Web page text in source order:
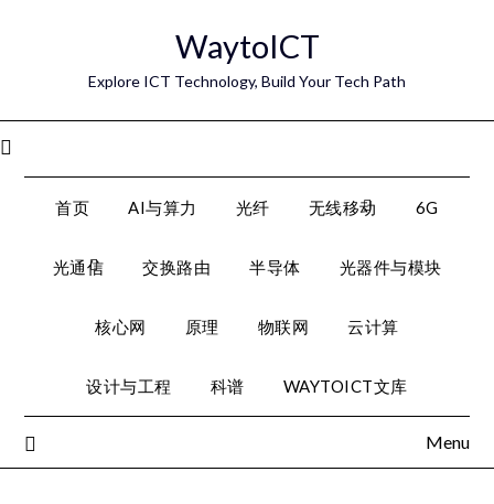
WaytoICT
Explore ICT Technology, Build Your Tech Path
首页 AI与算力 光纤 无线移动 6G
光通信 交换路由 半导体 光器件与模块
核心网 原理 物联网 云计算
设计与工程 科谱 WAYTOICT文库
Menu